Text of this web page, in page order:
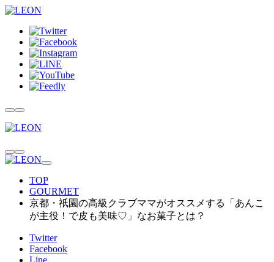
TOP
GOURMET
京都・祇園の高級クラブママがオススメする「あんこ
が主役！で皮も美味♡」なお菓子とは？
Twitter
Facebook
Line